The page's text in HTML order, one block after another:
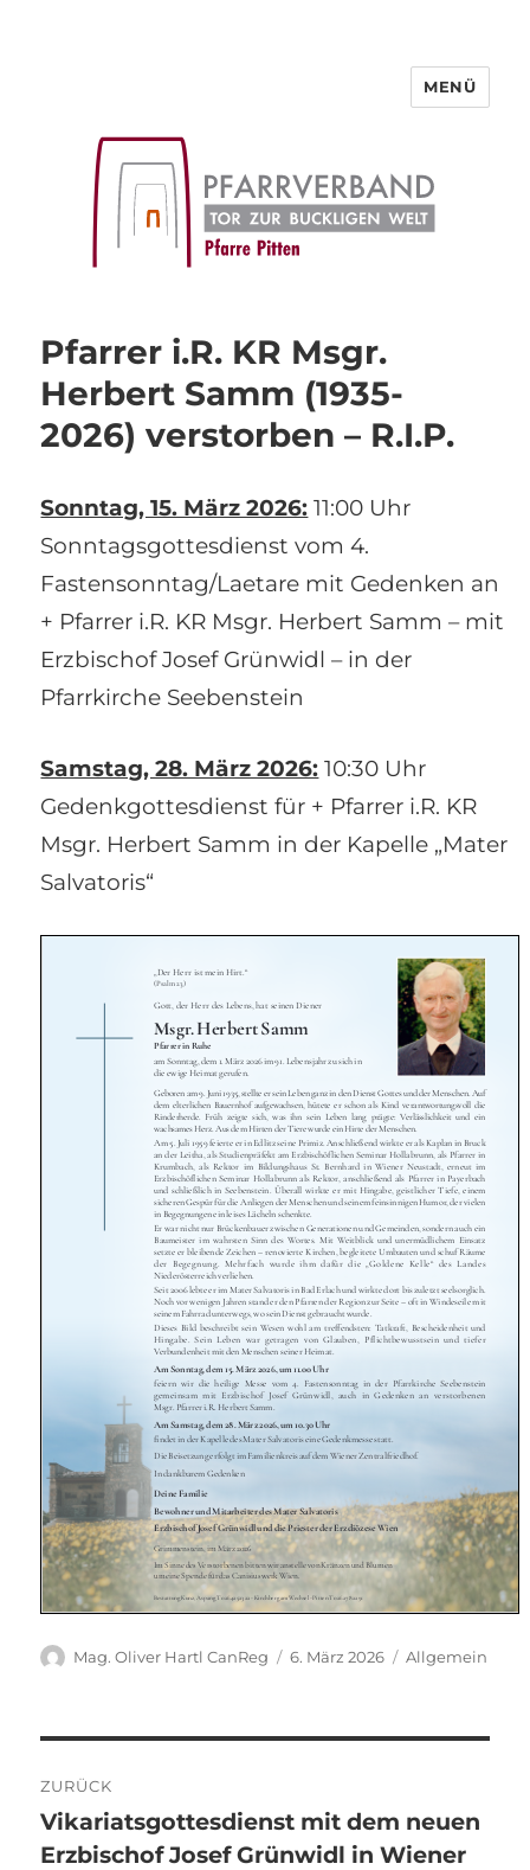
MENÜ
Pfarrer i.R. KR Msgr.
Herbert Samm (1935-
2026) verstorben – R.I.P.
Sonntag, 15. März 2026: 11:00 Uhr
Sonntagsgottesdienst vom 4.
Fastensonntag/Laetare mit Gedenken an
+ Pfarrer i.R. KR Msgr. Herbert Samm – mit
Erzbischof Josef Grünwidl – in der
Pfarrkirche Seebenstein
Samstag, 28. März 2026: 10:30 Uhr
Gedenkgottesdienst für + Pfarrer i.R. KR
Msgr. Herbert Samm in der Kapelle „Mater
Salvatoris“
Autor
Mag. Oliver Hartl CanReg
Veröffentlicht
6. März 2026 Kategorien
Allgemein
ZURÜCK
Vorheriger
Beitrag:
Vikariatsgottesdienst mit dem neuen
Erzbischof Josef Grünwidl in Wiener